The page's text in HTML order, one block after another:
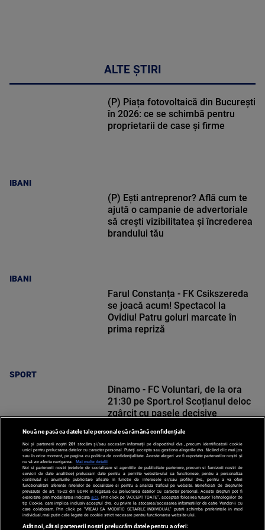
ALTE ȘTIRI
IBANI
(P) Piața fotovoltaică din București
în 2026: ce se schimbă pentru
proprietarii de case și firme
IBANI
(P) Ești antreprenor? Află cum te
ajută o campanie de advertoriale
să crești vizibilitatea și încrederea
brandului tău
SPORT
Farul Constanța - FK Csikszereda
se joacă acum! Spectacol la
Ovidiu! Patru goluri marcate în
prima repriză
SPORT
Dinamo - FC Voluntari, de la ora
21:30 pe Sport.ro! Scoțianul deloc
zgârcit cu pasele decisive
Nouă ne pasă ca datele tale personale să rămână confidențiale
Noi și partenerii noștri 201 stocăm și/sau accesăm informații pe dispozitivul dvs., precum identificatorii cookie
unici pentru prelucrarea datelor cu caracter personal. Puteți accepta sau gestiona alegerile dvs. făcând clic mai jos
sau în orice moment, pe pagina cu politica de confidențialitate. Aceste alegeri vor fi raportate partenerilor noștri și
nu vă vor afecta navigarea.
Mai multe detalii
Noi si partenerii nostri (retelele de socializare si agentiile de publicitate partenere, precum si furnizorii nostri de
servicii de date analitice) prelucram date pentru a permite website-ului sa functioneze, pentru a personaliza
continutul si anunturile publicitare afisate in functie de interesele si/sau profilul dvs., pentru a va oferi
functionalitati aferente retelelor de socializare si pentru a analiza traficul pe website. Beneficiati de drepturile
prevazute de art. 15-22 din GDPR in legatura cu prelucrarea datelor cu caracter personal. Aceste drepturi pot fi
exercitate prin modalitatea indicataaici . Prin click pe “ACCEPT TOATE”, acceptati folosirea tuturor Tehnologiilor de
tip Cookie, care implica inclusiv acceptul dvs. cu privire la stocarea/accesarea informatiilor de catre Vendor-ii cu
care colaboram. Prin click pe “VREAU SA MODIFIC SETARILE INDIVIDUAL” puteti schimba preferintele in mod
individual, mai putin cele legate de cookie strict necesare pentru functionarea website-ului.
Atât noi, cât și partenerii noștri prelucrăm datele pentru a oferi: